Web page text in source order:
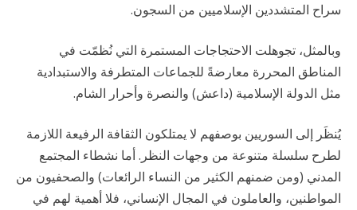
سراح المتشددين الإسلاميين من السجون.
وبالمثل، تجوهلت الاحتجاجات المستمرة التي نُظمّت في
المناطق المحررة معارضةً للجماعات المتطرفة والاستبدادية
مثل الدولة الإسلامية (داعش) والنصرة وأحرار الشام.
يُنظَر إلى السوريين بوصفهم لا يمتلكون الثقافة الرفيعة اللازمة
لطرح سلسلة متنوعة من وجهات النظر. أما نشطاء المجتمع
المدني (ومن ضمنهم الكثير من النساء الرائعات) والصحفيون من
المواطنين، والعاملون في المجال الإنساني، فلا أهمية لهم في